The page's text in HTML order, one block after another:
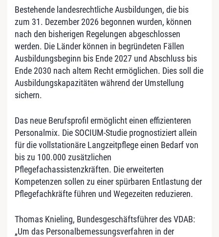
Bestehende landesrechtliche Ausbildungen, die bis
zum 31. Dezember 2026 begonnen wurden, können
nach den bisherigen Regelungen abgeschlossen
werden. Die Länder können in begründeten Fällen
Ausbildungsbeginn bis Ende 2027 und Abschluss bis
Ende 2030 nach altem Recht ermöglichen. Dies soll die
Ausbildungskapazitäten während der Umstellung
sichern.
Das neue Berufsprofil ermöglicht einen effizienteren
Personalmix. Die SOCIUM-Studie prognostiziert allein
für die vollstationäre Langzeitpflege einen Bedarf von
bis zu 100.000 zusätzlichen
Pflegefachassistenzkräften. Die erweiterten
Kompetenzen sollen zu einer spürbaren Entlastung der
Pflegefachkräfte führen und Wegezeiten reduzieren.
Thomas Knieling, Bundesgeschäftsführer des VDAB:
„Um das Personalbemessungsverfahren in der